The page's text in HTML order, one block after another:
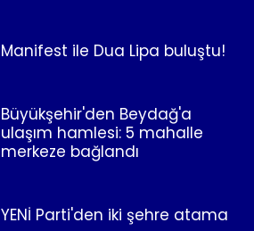
Manifest ile Dua Lipa buluştu!
Büyükşehir'den Beydağ'a
ulaşım hamlesi: 5 mahalle
merkeze bağlandı
YENİ Parti'den iki şehre atama